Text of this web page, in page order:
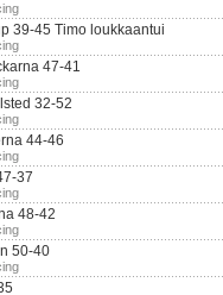
39-45 Timo loukkaantui
47-41
32-52
44-46
37
48-42
50-40